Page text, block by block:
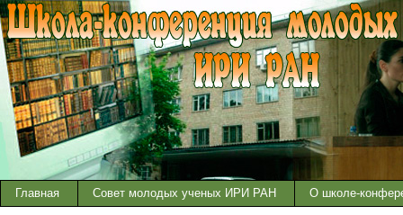
Главная Совет молодых ученых ИРИ РАН О школе-